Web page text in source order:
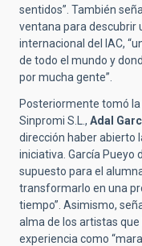
sentidos”. También
ventana para descubrir
internacional del IAC,
de todo el mundo y
por mucha gente”.
Posteriormente tomó la
Sinpromi S.L., Adal
dirección haber abierto
iniciativa. García Pueyo
supuesto para el
transformarlo en una
tiempo”. Asimismo,
alma de los artistas que
experiencia como